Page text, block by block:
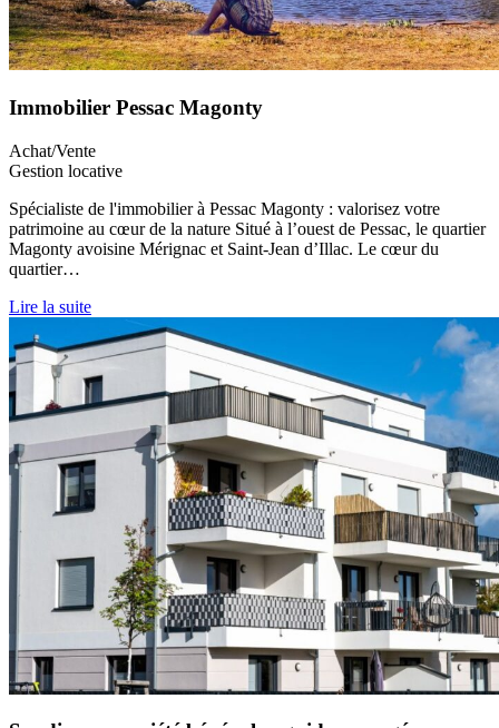
Immobilier Pessac Magonty
Achat/Vente
Gestion locative
Spécialiste de l'immobilier à Pessac Magonty : valorisez votre
patrimoine au cœur de la nature Situé à l’ouest de Pessac, le quartier
Magonty avoisine Mérignac et Saint-Jean d’Illac. Le cœur du
quartier…
Lire la suite